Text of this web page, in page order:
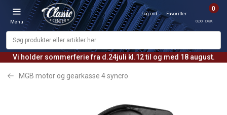
Vi holder sommerferie fra d.24juli kl.12 til og med 18 august.
Menu
Log ind Favoritter
0
0,00 DKK
MGB motor og gearkasse 4 syncro